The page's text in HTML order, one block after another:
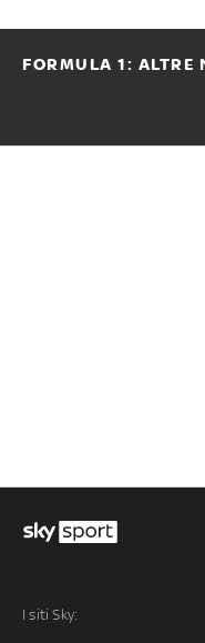
FORMULA 1: ALTRE
I siti Sky: